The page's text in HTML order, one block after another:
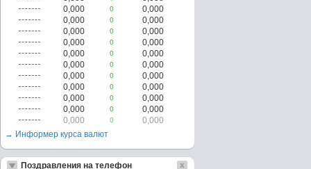
0,000
0
0,000
0,000
0
0,000
0,000
0
0,000
0,000
0
0,000
0,000
0
0,000
0,000
0
0,000
0,000
0
0,000
0,000
0
0,000
0,000
0
0,000
0,000
0
0,000
0,000
0
0,000
→ Информер курса валют
Поздравления на телефон